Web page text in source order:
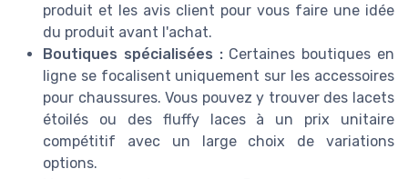
produit et les avis client pour vous faire une idée
du produit avant l'achat.
Boutiques spécialisées :Certaines boutiques en
ligne se focalisent uniquement sur les accessoires
pour chaussures. Vous pouvez y trouver des lacets
étoilés ou des fluffy laces à un prix unitaire
compétitif avec un large choix de variations
options.